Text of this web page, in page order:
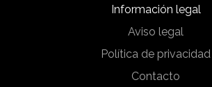
Información legal
Aviso legal
Política de privacidad
Contacto